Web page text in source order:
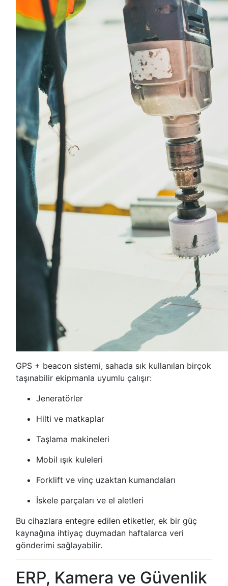
GPS + beacon sistemi, sahada sık kullanılan birçok
taşınabilir ekipmanla uyumlu çalışır:
Jeneratörler
Hilti ve matkaplar
Taşlama makineleri
Mobil ışık kuleleri
Forklift ve vinç uzaktan kumandaları
İskele parçaları ve el aletleri
Bu cihazlara entegre edilen etiketler, ek bir güç
kaynağına ihtiyaç duymadan haftalarca veri
gönderimi sağlayabilir.
ERP, Kamera ve Güvenlik